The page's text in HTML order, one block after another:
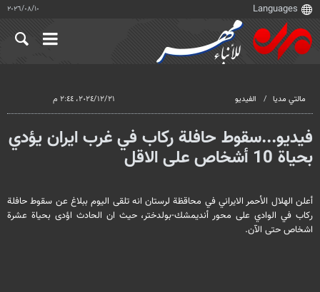
١٠‏/٠٨‏/٢٠٢٦
مالتي مدیا الفيديو ٢١‏/١٢‏/٢٠٢٤، ٢:٤٤ م
فيديو...سقوط حافلة ركاب في غرب ايران يؤدي
بحياة 10 أشخاص على الاقل
أعلن الهلال الأحمر الايراني في محاقظة لرستان انه تلقى اليوم ببلاغ عن سقوط حافلة
ركاب في الوادي على محور أنديمشك-بولدختر، حيث ان الحادث اؤدى بحياة عشرة
اشخاص حتى الآن.